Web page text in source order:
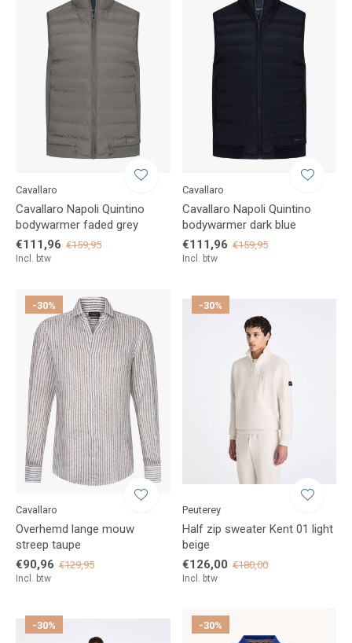
Cavallaro
Cavallaro Napoli Quintino
bodywarmer faded grey
€111,96 €159,95
Incl. btw
Cavallaro
Cavallaro Napoli Quintino
bodywarmer dark blue
€111,96 €159,95
Incl. btw
-30%
Cavallaro
Overhemd lange mouw
streep taupe
€90,96 €129,95
Incl. btw
-30%
Peuterey
Half zip sweater Kent 01 light
beige
€126,00 €180,00
Incl. btw
-30% -30%